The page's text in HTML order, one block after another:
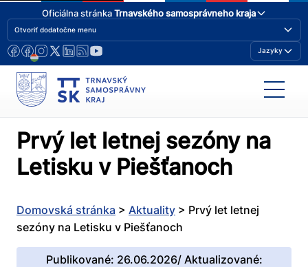
Oficiálna stránkaTrnavského samosprávneho kraja
Otvoriť dodatočne menu
Jazyky
Prvý let letnej sezóny na
Letisku v Piešťanoch
Domovská stránka > Aktuality > Prvý let letnej
sezóny na Letisku v Piešťanoch
Publikované: 26.06.2026/ Aktualizované: